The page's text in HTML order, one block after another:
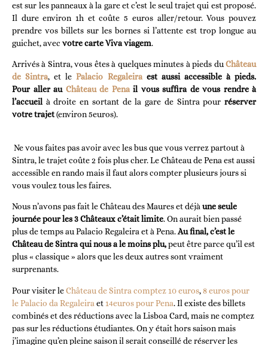
est sur les panneaux à la gare et c’est le seul trajet qui est proposé.
Il dure environ 1h et coûte 5 euros aller/retour. Vous pouvez
prendre vos billets sur les bornes si l’attente est trop longue au
guichet, avec votre carte Viva viagem.
Arrivés à Sintra, vous êtes à quelques minutes à pieds duChâteau
de Sintra, et lePalacio Regaleiraest aussi accessible à pieds.
Pouraller au Château de Penail vous suffira de vous rendre à
l’accueilà droite en sortant de la gare de Sintra pour réserver
votre trajet(environ 5euros).
Ne vous faites pas avoir avec les bus que vous verrez partout à
Sintra, le trajet coûte 2 fois plus cher. Le Château de Pena est aussi
accessible en rando mais il faut alors compter plusieurs jours si
vous voulez tous les faires.
Nous n’avons pas fait le Château des Maures et déjàune seule
journée pour les 3 Châteaux c’était limite. On aurait bien passé
plus de temps au Palacio Regaleira et à Pena.Au final, c’est le
Château de Sintra qui nous a le moins plu,peut être parce qu’il est
plus « classique » alors que les deux autres sont vraiment
surprenants.
Pour visiter leChâteau de Sintra comptez 10 euros,8 euros pour
le Palacio da Regaleira et 14euros pour Pena. Il existe des billets
combinés et des réductions avec la Lisboa Card, mais ne comptez
pas sur les réductions étudiantes. On y était hors saison mais
j’imagine qu’en pleine saison il serait conseillé de réserver les